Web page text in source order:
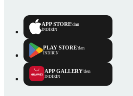
APP STORE'dan
İNDİRİN
PLAY STORE'dan
İNDİRİN
APP GALLERY'den
İNDİRİN